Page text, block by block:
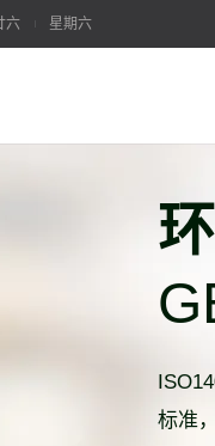
六 星期六
体系 / 客户审核 / 管理提升
标准